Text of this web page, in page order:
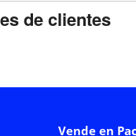
de clientes
Vende en